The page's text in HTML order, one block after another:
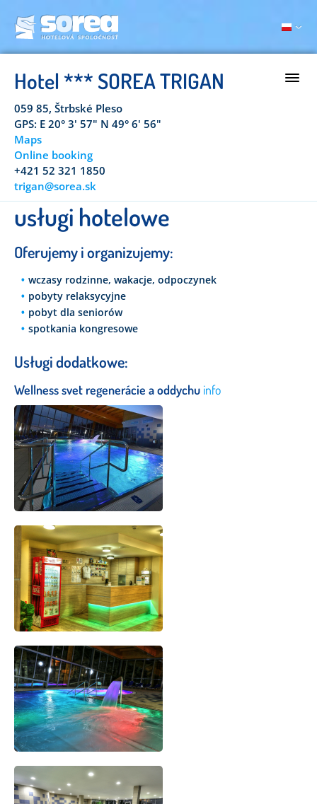
Hotel *** SOREA TRIGAN
059 85, Štrbské Pleso
GPS: E 20° 3' 57" N 49° 6' 56"
Maps
Online booking
+421 52 321 1850
trigan@sorea.sk
usługi hotelowe
Oferujemy i organizujemy:
wczasy rodzinne, wakacje, odpoczynek
pobyty relaksycyjne
pobyt dla seniorów
spotkania kongresowe
Usługi dodatkowe:
Wellness svet regenerácie a oddychu info